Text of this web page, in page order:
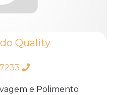
Quality
e Polimento